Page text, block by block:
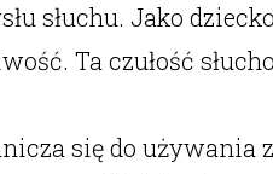
słuchu. Jako
Ta czułość
się do używania